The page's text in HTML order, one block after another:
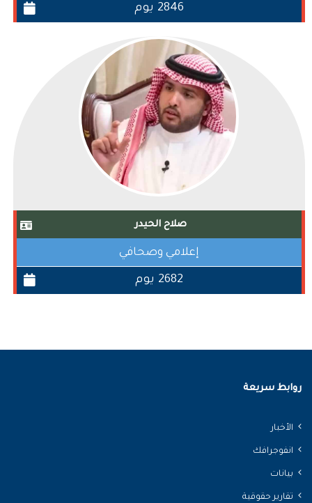
2846 يوم
صلاح الحيدر
إعلامي وصحافي
2682 يوم
روابط سريعة
الأخبار
انفوجرافك
بيانات
تقارير حقوقية